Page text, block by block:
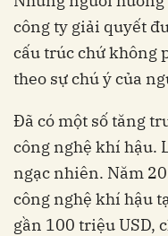
công ty giải quyết
cấu trúc chứ không
theo sự chú ý của
Đã có một số tăng
công nghệ khí hậu.
ngạc nhiên. Năm
công nghệ khí hậu
gần 100 triệu USD,